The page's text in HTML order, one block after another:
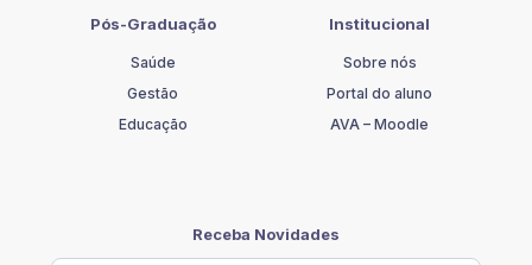
Pós-Graduação
Saúde
Gestão
Educação
Institucional
Sobre nós
Portal do aluno
AVA – Moodle
Receba Novidades